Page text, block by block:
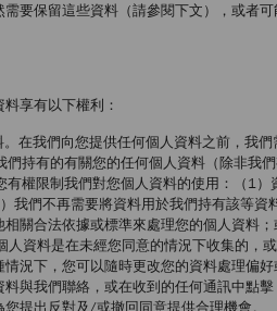
要保留這些資料（請參閱下文），或者
享有以下權利：
在我們向您提供任何個人資料之前，我們
持有的有關您的任何個人資料（除非我
有權限制我們對您個人資料的使用：（1
我們不再需要將資料用於我們持有該等
關合法依據或標準來處理您的個人資料；
人資料是在未經您同意的情況下收集的，
況下，您可以隨時更改您的資料處理偏
與我們聯絡，或在收到的任何通訊中點